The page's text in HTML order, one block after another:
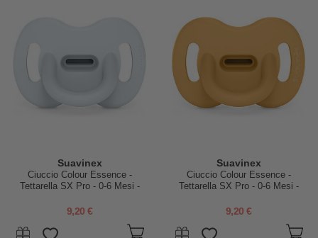
Suavinex
Ciuccio Colour Essence -
Tettarella SX Pro - 0-6 Mesi -
9,20 €
Suavinex
Ciuccio Colour Essence -
Tettarella SX Pro - 0-6 Mesi -
9,20 €